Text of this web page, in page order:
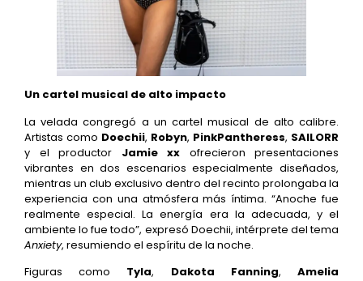
Un cartel musical de alto impacto
La velada congregó a un cartel musical de alto calibre.
Artistas como Doechii, Robyn, PinkPantheress, SAILORR
y el productor Jamie xx ofrecieron presentaciones
vibrantes en dos escenarios especialmente diseñados,
mientras un club exclusivo dentro del recinto prolongaba la
experiencia con una atmósfera más íntima. “Anoche fue
realmente especial. La energía era la adecuada, y el
ambiente lo fue todo”, expresó Doechii, intérprete del tema
Anxiety, resumiendo el espíritu de la noche.
Figuras como Tyla, Dakota Fanning,Amelia